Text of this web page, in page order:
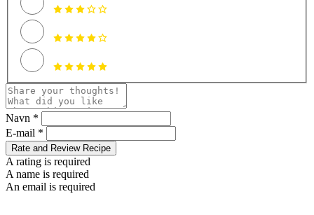
Navn *
E-mail *
Rate and Review Recipe
A rating is required
A name is required
An email is required